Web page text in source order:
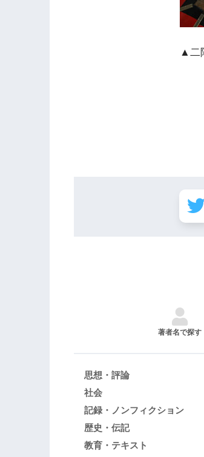
▲二
著者名で探す
思想・評論
社会
記録・ノンフィクション
歴史・伝記
教育・テキスト